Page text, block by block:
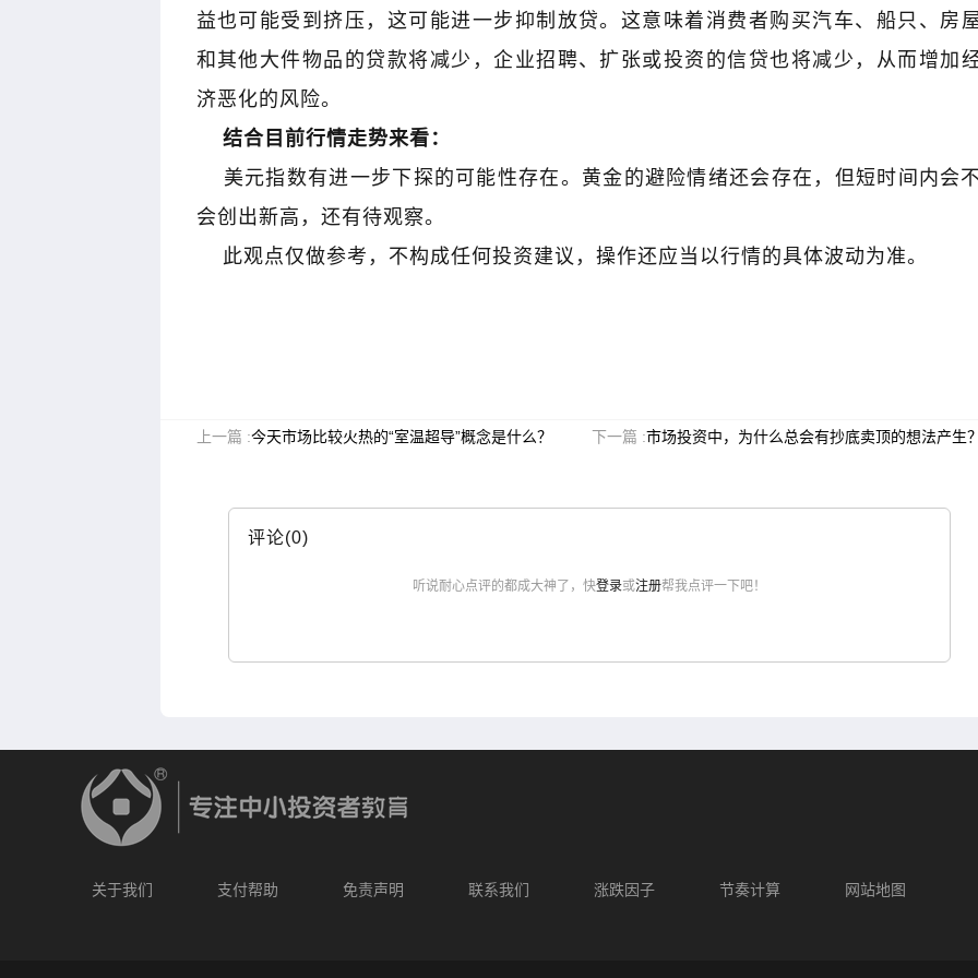
益也可能受到挤压，这可能进一步抑制放贷。这意味着消费者购买汽车、船只、房
和其他大件物品的贷款将减少，企业招聘、扩张或投资的信贷也将减少，从而增加
济恶化的风险。
结合目前行情走势来看：
美元指数有进一步下探的可能性存在。黄金的避险情绪还会存在，但短时间内会不
会创出新高，还有待观察。
此观点仅做参考，不构成任何投资建议，操作还应当以行情的具体波动为准。
上一篇 :今天市场比较火热的“室温超导”概念是什么？ 下一篇 :市场投资中，为什么总会有抄底卖顶的想法产生？
评论(0)
听说耐心点评的都成大神了，快登录或注册帮我点评一下吧！
关于我们 支付帮助 免责声明 联系我们 涨跌因子 节奏计算
网站地图